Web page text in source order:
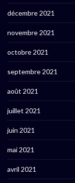
décembre 2021
novembre 2021
octobre 2021
septembre 2021
août 2021
juillet 2021
juin 2021
mai 2021
avril 2021